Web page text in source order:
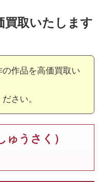
買取いたします
作品を高価買取い
さい。
うさく）